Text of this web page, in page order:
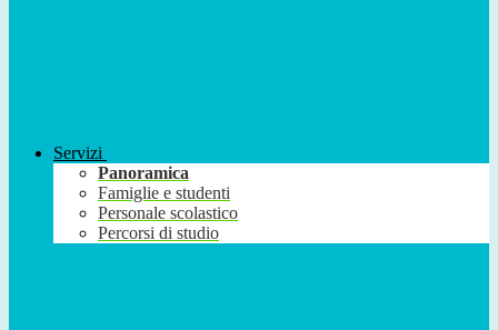
Servizi
Panoramica
Famiglie e studenti
Personale scolastico
Percorsi di studio